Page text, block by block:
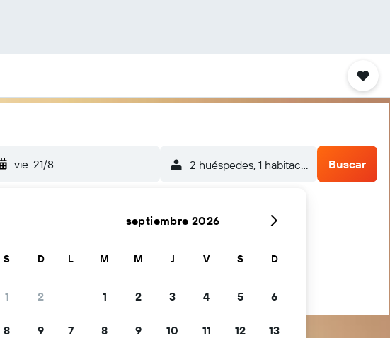
vie. 21/8 2 huéspedes, 1 habitación Buscar
S D
1 2
8 9
septiembre 2026
L M M J V S D
1 2 3 4 5 6
7 8 9 10 11 12 13